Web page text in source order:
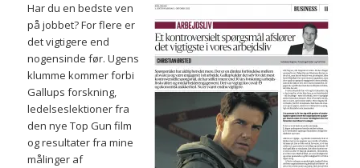
Har du en bedste ven
på jobbet? For flere er
det vigtigere end
nogensinde før. Ugens
klumme kommer forbi
Gallups forskning,
ledelseslektioner fra
den nye Top Gun film
og resultater fra mine
målinger af